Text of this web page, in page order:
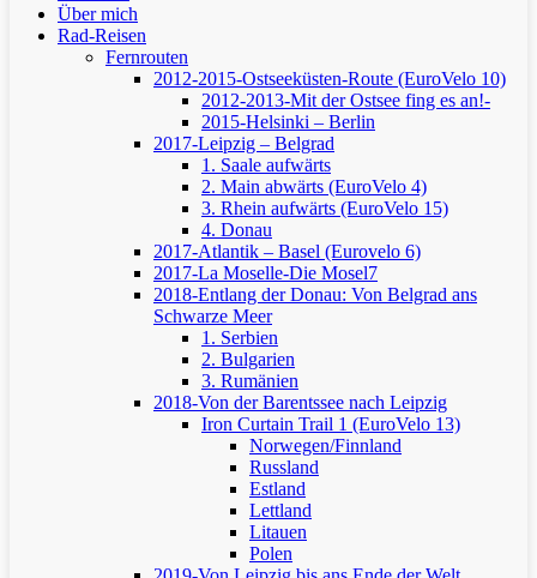
Über mich
Rad-Reisen
Fernrouten
2012-2015-Ostseeküsten-Route (EuroVelo 10)
2012-2013-Mit der Ostsee fing es an!-
2015-Helsinki – Berlin
2017-Leipzig – Belgrad
1. Saale aufwärts
2. Main abwärts (EuroVelo 4)
3. Rhein aufwärts (EuroVelo 15)
4. Donau
2017-Atlantik – Basel (Eurovelo 6)
2017-La Moselle-Die Mosel7
2018-Entlang der Donau: Von Belgrad ans
Schwarze Meer
1. Serbien
2. Bulgarien
3. Rumänien
2018-Von der Barentssee nach Leipzig
Iron Curtain Trail 1 (EuroVelo 13)
Norwegen/Finnland
Russland
Estland
Lettland
Litauen
Polen